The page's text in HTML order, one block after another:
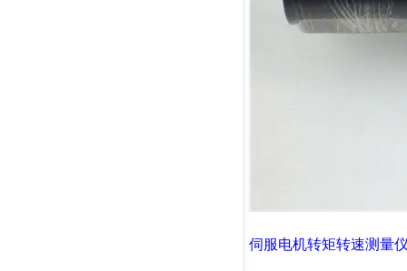
伺服电机转矩转速测量